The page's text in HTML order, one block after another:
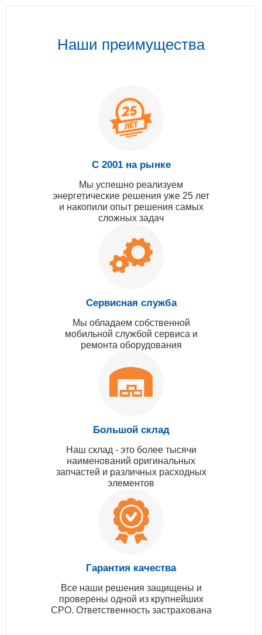
Наши преимущества
С 2001 на рынке
Мы успешно реализуем
энергетические решения уже 25 лет
и накопили опыт решения самых
сложных задач
Сервисная служба
Мы обладаем собственной
мобильной службой сервиса и
ремонта оборудования
Большой склад
Наш склад - это более тысячи
наименований оригинальных
запчастей и различных расходных
элементов
Гарантия качества
Все наши решения защищены и
проверены одной из крупнейших
СРО. Ответственность застрахована